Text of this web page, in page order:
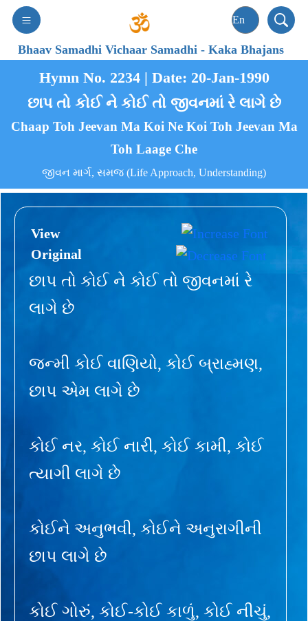
Bhaav Samadhi Vichaar Samadhi-Kaka Bhajans
Hymn No. 2234 | Date: 20-Jan-1990
છાપ તો કોઈ ને કોઈ તો જીવનમાં રે લાગે છે
Chaap Toh Jeevan Ma Koi Ne Koi Toh Jeevan Ma
Toh Laage Che
જીવન માર્ગ, સમજ (Life Approach, Understanding)
View
Original
છાપ તો કોઈ ને કોઈ તો જીવનમાં રે
લાગે છે
જન્મી કોઈ વાણિયો, કોઈ બ્રાહ્મણ,
છાપ એમ લાગે છે
કોઈ નર, કોઈ નારી, કોઈ કામી, કોઈ
ત્યાગી લાગે છે
કોઈને અનુભવી, કોઈને અનુરાગીની
છાપ લાગે છે
કોઈ ગોરું, કોઈ-કોઈ કાળું, કોઈ નીચું,